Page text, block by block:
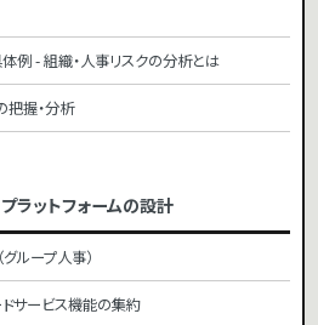
例 - 組織・人事リスクの分析とは
把握・分析
ラットフォームの設計
ループ人事）
サービス機能の集約